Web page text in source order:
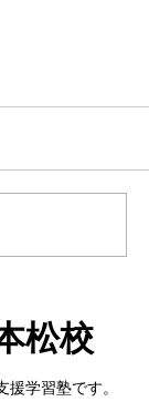
スト対
にも読
ブログ
ると、
松校
学習塾です。